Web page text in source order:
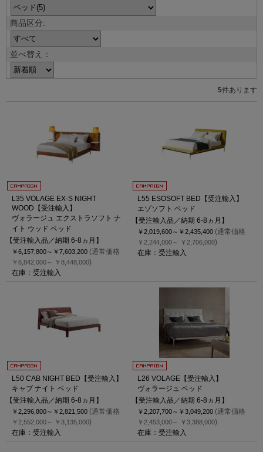
並べ替え：
5件あります
L35 VOLAGE EX-S NIGHT
WOOD【受注輸入】
ヴォラージュ エクストラソフト ナ
イト ウッド ベッド
【受注輸入品／納期 6-8ヵ月】
￥6,157,800～ ￥7,603,200 (通常価格
￥6,842,000～ ￥8,448,000)
在庫：受注輸入
L55 ESOSOFT BED【受注輸入】
エゾソフト ベッド
【受注輸入品／納期 6-8ヵ月】
￥2,019,600～ ￥2,435,400 (通常価格
￥2,244,000～ ￥2,706,000)
在庫：受注輸入
L50 CAB NIGHT BED【受注輸入】
キャブ ナイト ベッド
【受注輸入品／納期 6-8ヵ月】
￥2,296,800～ ￥2,821,500 (通常価格
￥2,552,000～ ￥3,135,000)
在庫：受注輸入
L26 VOLAGE【受注輸入】
ヴォラージュ ベッド
【受注輸入品／納期 6-8ヵ月】
￥2,207,700～ ￥3,049,200 (通常価格
￥2,453,000～ ￥3,388,000)
在庫：受注輸入